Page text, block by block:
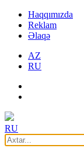
Haqqımızda
Reklam
Əlaqə
AZ
RU
RU